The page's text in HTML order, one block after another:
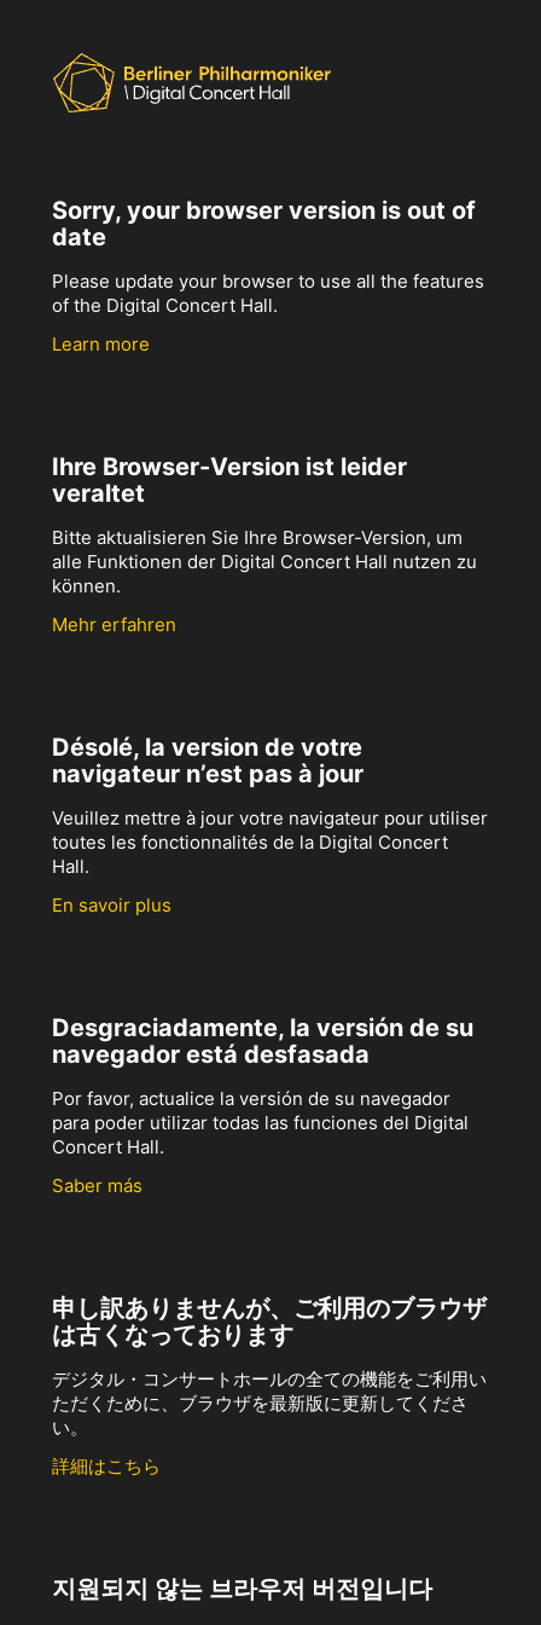
Sorry, your browser version is out of
date
Please update your browser to use all the features
of the Digital Concert Hall.
Learn more
Ihre Browser-Version ist leider
veraltet
Bitte aktualisieren Sie Ihre Browser-Version, um
alle Funktionen der Digital Concert Hall nutzen zu
können.
Mehr erfahren
Désolé, la version de votre
navigateur n’est pas à jour
Veuillez mettre à jour votre navigateur pour utiliser
toutes les fonctionnalités de la Digital Concert
Hall.
En savoir plus
Desgraciadamente, la versión de su
navegador está desfasada
Por favor, actualice la versión de su navegador
para poder utilizar todas las funciones del Digital
Concert Hall.
Saber más
申し訳ありませんが、ご利用のブラウザ
は古くなっております
デジタル・コンサートホールの全ての機能をご利用い
ただくために、ブラウザを最新版に更新してくださ
い。
詳細はこちら
지원되지 않는 브라우저 버전입니다